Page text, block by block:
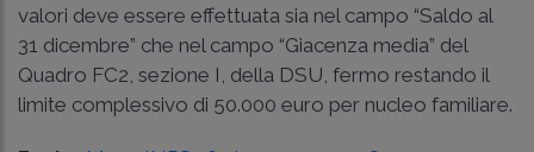
valori deve essere effettuata sia nel campo “Saldo al
31 dicembre” che nel campo “Giacenza media” del
Quadro FC2, sezione I, della DSU, fermo restando il
limite complessivo di 50.000 euro per nucleo familiare.